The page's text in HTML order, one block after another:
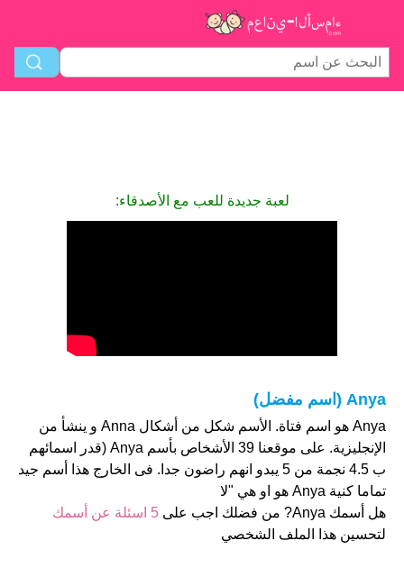
لعبة جديدة للعب مع الأصدقاء:
Anya (اسم مفضل)
Anya هو اسم فتاة. الأسم شكل من أشكال Anna و ينشأ من
الإنجليزية. على موقعنا 39 الأشخاص بأسم Anya (قدر اسمائهم
ب 4.5 نجمة من 5 يبدو انهم راضون جدا. فى الخارج هذا أسم جيد
تماما كنية Anya هو او هي "لا
هل أسمك Anya? من فضلك اجب على
5 اسئلة عن أسمك
لتحسين هذا الملف الشخصي